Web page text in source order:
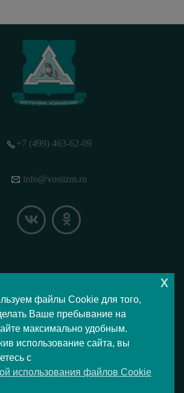
+7 (499) 463-62-09
info@vostizm.ru
Измайлово.
Эл № ФС77-73364 от 24.07.2018 г.
муниципального округа Восточное Измайлово.
бульвар, д. 50. т. +74994636209
12+
файлы Cookie для того,
Ваше пребывание на
максимально удобным.
использование сайта, вы
с
использования файлов Cookie
x